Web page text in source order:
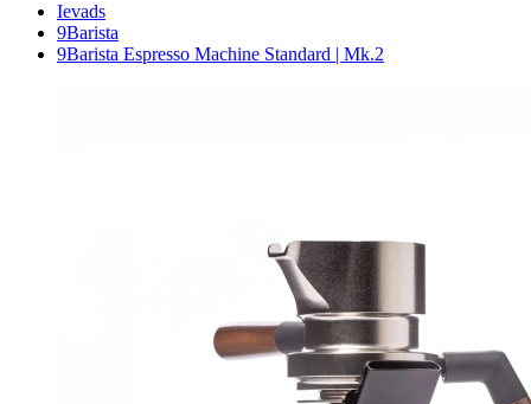
Ievads
9Barista
9Barista Espresso Machine Standard | Mk.2